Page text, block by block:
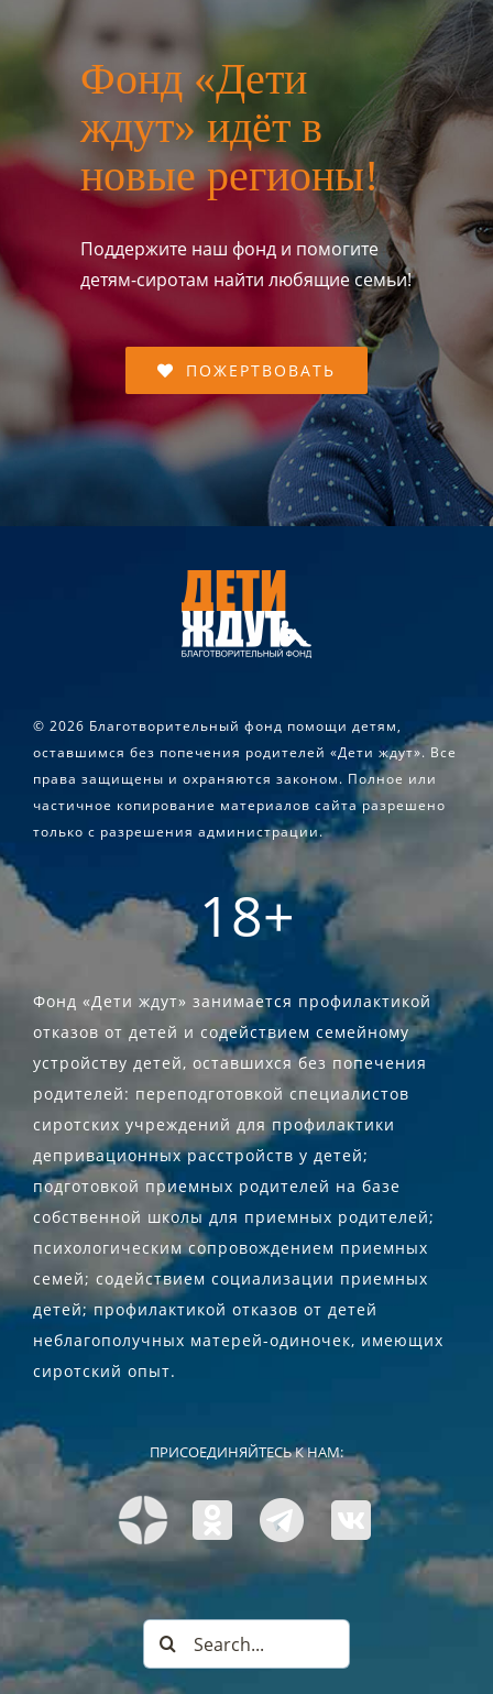
Фонд «Дети
ждут» идёт в
новые регионы!
Поддержите наш фонд и помогите
детям-сиротам найти любящие семьи!
ПОЖЕРТВОВАТЬ
© 2026 Благотворительный фонд помощи детям,
оставшимся без попечения родителей «Дети ждут». Все
права защищены и охраняются законом. Полное или
частичное копирование материалов сайта разрешено
только с разрешения администрации.
18+
Фонд «Дети ждут» занимается профилактикой
отказов от детей и содействием семейному
устройству детей, оставшихся без попечения
родителей: переподготовкой специалистов
сиротских учреждений для профилактики
депривационных расстройств у детей;
подготовкой приемных родителей на базе
собственной школы для приемных родителей;
психологическим сопровождением приемных
семей; содействием социализации приемных
детей; профилактикой отказов от детей
неблагополучных матерей-одиночек, имеющих
сиротский опыт.
ПРИСОЕДИНЯЙТЕСЬ К НАМ:
Search
for: